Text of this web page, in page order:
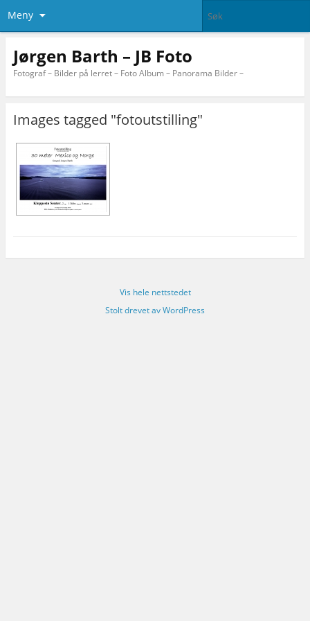
Meny
Jørgen Barth – JB Foto
Fotograf – Bilder på lerret – Foto Album – Panorama Bilder –
Images tagged "fotoutstilling"
Vis hele nettstedet
Stolt drevet av WordPress